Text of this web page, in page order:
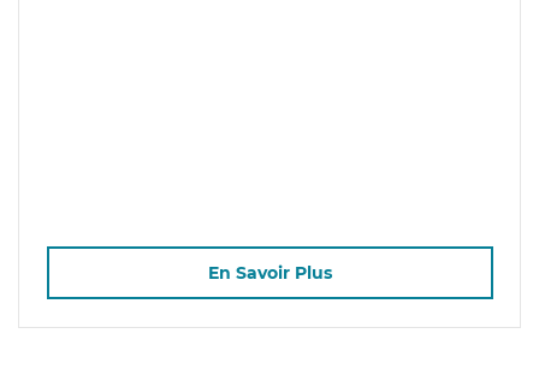
En Savoir Plus